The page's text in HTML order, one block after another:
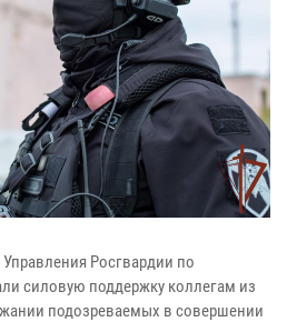
Росгвардии по
силовую поддержку коллегам из
подозреваемых в совершении